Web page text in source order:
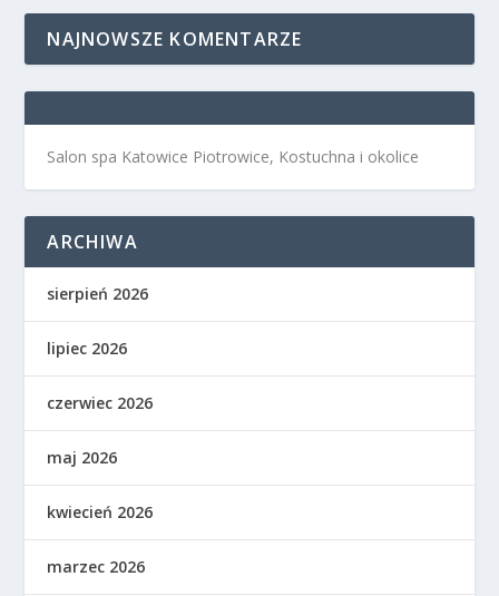
NAJNOWSZE KOMENTARZE
Salon spa Katowice Piotrowice, Kostuchna i okolice
ARCHIWA
sierpień 2026
lipiec 2026
czerwiec 2026
maj 2026
kwiecień 2026
marzec 2026